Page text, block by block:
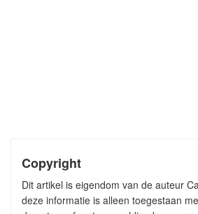
Copyright
Dit artikel is eigendom van de auteur
deze informatie is alleen toegestaan